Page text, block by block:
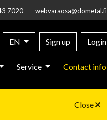
7020 webvaraosa@dometal.fi
EN Sign up Login
Service Contact info
Close